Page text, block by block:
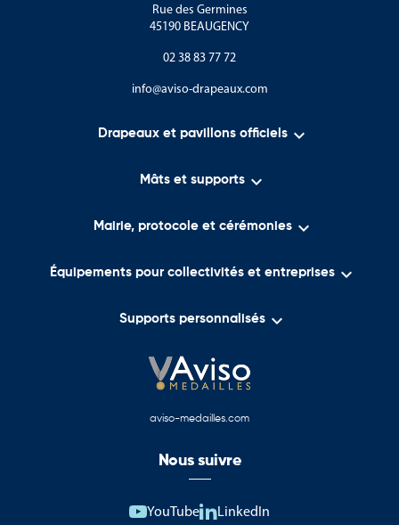
Rue des Germines
45190 BEAUGENCY
02 38 83 77 72
info@aviso-drapeaux.com
Drapeaux et pavillons officiels 
Mâts et supports 
Mairie, protocole et cérémonies 
Équipements pour collectivités et entreprises 
Supports personnalisés 
aviso-medailles.com
Nous suivre
YouTube LinkedIn